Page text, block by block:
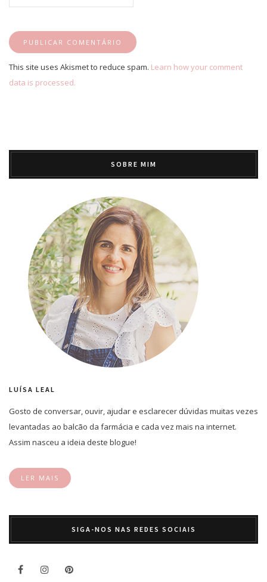
This site uses Akismet to reduce spam. Learn how your comment
data is processed.
SOBRE MIM
LUÍSA LEAL
Gosto de conversar, ouvir, ajudar e esclarecer dúvidas muitas vezes
levantadas ao balcão da farmácia e cada vez mais na internet.
Assim nasceu a ideia deste blogue!
LER MAIS
SIGA-NOS NAS REDES SOCIAIS